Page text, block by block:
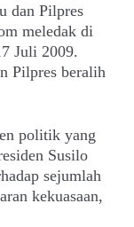
dan Pilpres
meledak di
Juli 2009.
Pilpres beralih
politik yang
Susilo
sejumlah
kekuasaan,